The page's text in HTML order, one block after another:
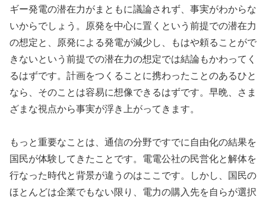
ギー発電の潜在力がまともに議論されず、事実がわからな
いからでしょう。原発を中心に置くという前提での潜在力
の想定と、原発による発電が減少し、もはや頼ることがで
きないという前提での潜在力の想定では結論もかわってく
るはずです。計画をつくることに携わったことのあるひと
なら、そのことは容易に想像できるはずです。早晩、さま
ざまな視点から事実が浮き上がってきます。
もっと重要なことは、通信の分野ですでに自由化の結果を
国民が体験してきたことです。電電公社の民営化と解体を
行なった時代と背景が違うのはここです。しかし、国民の
ほとんどは企業でもない限り、電力の購入先を自らが選択